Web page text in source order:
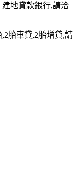
地貸款銀行,請洽
胎車貸,2胎增貸,請